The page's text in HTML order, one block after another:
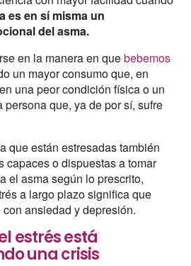
es en sí misma un
del asma.
en la manera en quebebemos
un mayor consumo que, en
una peor condición física o un
que, ya de por sí, sufre
que están estresadas también
capaces o dispuestas a tomar
el asma según lo prescrito,
a largo plazo significa que
ansiedad y depresión.
estrés está
una crisis